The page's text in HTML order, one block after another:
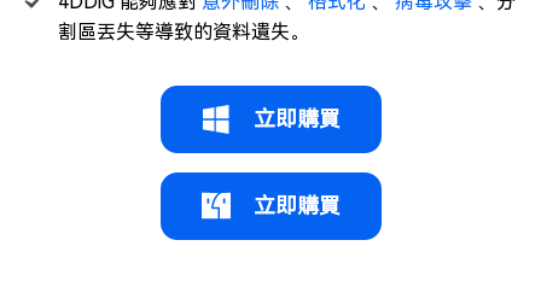
割區丟失等導致的資料遺失。
立即購買
立即購買